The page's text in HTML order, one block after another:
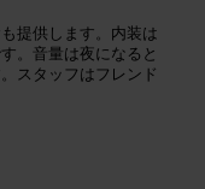
提供します。内装は
。音量は夜になると
スタッフはフレンド